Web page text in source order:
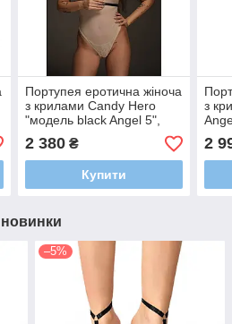
Портупея еротична жіноча
з крилами Candy Hero
"модель black Angel 5",
2 380₴
Купити
з
2
новинки
–5%